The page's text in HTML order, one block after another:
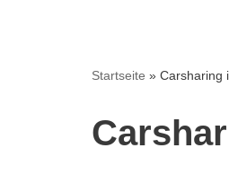
Startseite » Carsharing